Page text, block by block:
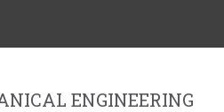
ENGINEERING